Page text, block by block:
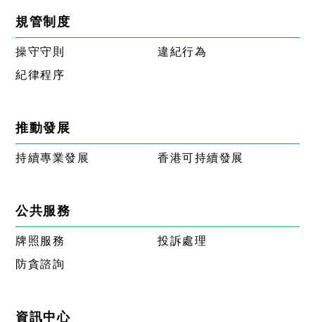
規管制度
操守守則
違紀行為
紀律程序
推動發展
持續專業發展 香港可持續發展
公共服務
牌照服務
投訴處理
防貪諮詢
資訊中心